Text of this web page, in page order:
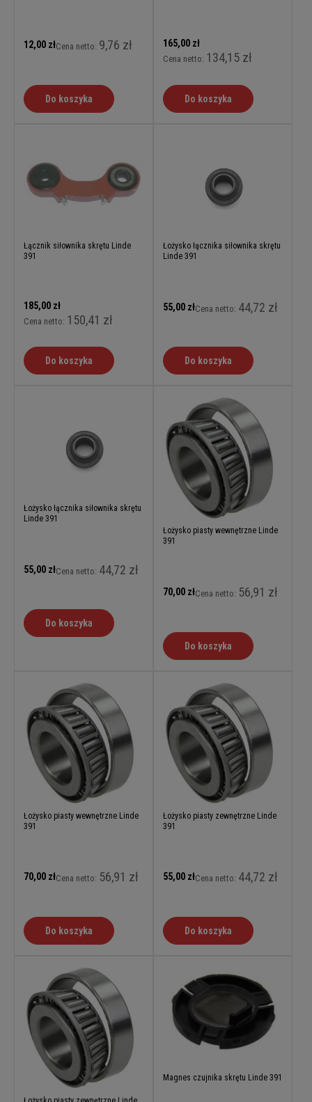
12,00 złCena netto: 9,76 zł
Do koszyka
165,00 zł
Cena netto: 134,15 zł
Do koszyka
Łącznik siłownika skrętu Linde
391
185,00 zł
Cena netto: 150,41 zł
Do koszyka
Łożysko łącznika siłownika skrętu
Linde 391
55,00 złCena netto: 44,72 zł
Do koszyka
Łożysko łącznika siłownika skrętu
Linde 391
55,00 złCena netto: 44,72 zł
Do koszyka
Łożysko piasty wewnętrzne Linde
391
70,00 złCena netto: 56,91 zł
Do koszyka
Łożysko piasty wewnętrzne Linde
391
70,00 złCena netto: 56,91 zł
Do koszyka
Łożysko piasty zewnętrzne Linde
391
55,00 złCena netto: 44,72 zł
Do koszyka
Magnes czujnika skrętu Linde 391